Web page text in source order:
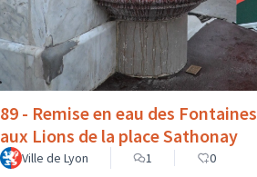
89 - Remise en eau des Fontaines
aux Lions de la place Sathonay
Ville de Lyon 1 0